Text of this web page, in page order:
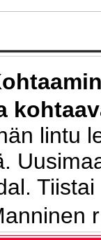
lintu